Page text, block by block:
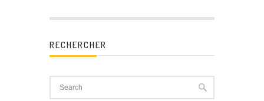
RECHERCHER